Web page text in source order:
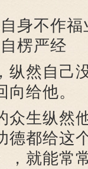
不作福
楞严经
然自己
给他。
生纵然
德都给这
，就能常